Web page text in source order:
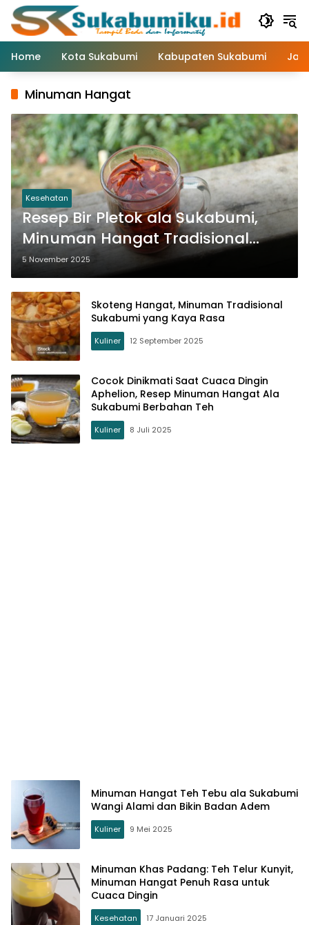
Langsung
konten
Home
Kota Sukabumi Kabupaten Sukabumi
Minuman Hangat
Kesehatan
Resep Bir Pletok ala Sukabumi,
Minuman Hangat Tradisional
yang Sehat dan Segar
5 November 2025
Skoteng Hangat, Minuman Tradisional
Sukabumi yang Kaya Rasa
Kuliner 12 September 2025
Cocok Dinikmati Saat Cuaca Dingin
Aphelion, Resep Minuman Hangat Ala
Sukabumi Berbahan Teh
Kuliner 8 Juli 2025
Minuman Hangat Teh Tebu ala Sukabumi
Wangi Alami dan Bikin Badan Adem
Kuliner 9 Mei 2025
Minuman Khas Padang: Teh Telur Kunyit,
Minuman Hangat Penuh Rasa untuk
Cuaca Dingin
Kesehatan 17 Januari 2025